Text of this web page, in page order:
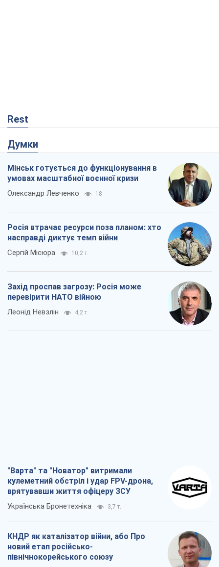
Rest
Думки
Мінськ готується до функціонування в
умовах масштабної воєнної кризи
Олександр Левченко 18
Росія втрачає ресурси поза планом: хто
насправді диктує темп війни
Сергій Місюра 10,2 т.
Захід проспав загрозу: Росія може
перевірити НАТО війною
Леонід Невзлін 4,2 т.
"Варта" та "Новатор" витримали
кулеметний обстріл і удар FPV-дрона,
врятувавши життя офіцеру ЗСУ
Українська Бронетехніка 3,7 т.
КНДР як каталізатор війни, або Про
новий етап російсько-
північнокорейського союзу